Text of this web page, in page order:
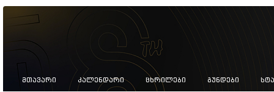
ᲛᲗᲐᲕᲐᲠᲘ ᲙᲐᲚᲔᲜᲓᲐᲠᲘ ᲪᲮᲠᲘᲚᲔᲑᲘ ᲒᲣᲜᲓᲔᲑᲘ